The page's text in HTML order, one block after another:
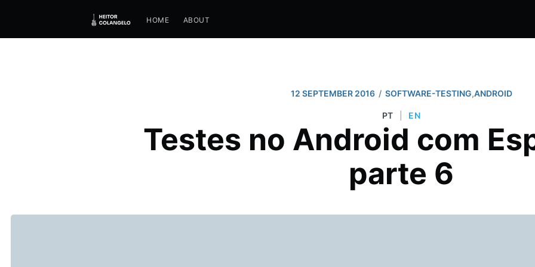
HOME ABOUT
12 SEPTEMBER 2016 / SOFTWARE-TESTING,ANDROID
PT EN
Testes no Android com
parte 6